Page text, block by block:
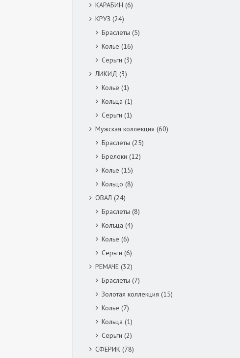
КАРАБИН (6)
КРУЗ (24)
Браслеты (5)
Колье (16)
Серьги (3)
ЛИКИД (3)
Колье (1)
Кольца (1)
Серьги (1)
Мужская коллекция (60)
Браслеты (25)
Брелоки (12)
Колье (15)
Кольцо (8)
ОВАЛ (24)
Браслеты (8)
Колъца (4)
Колье (6)
Серьги (6)
РЕМАЧЕ (32)
Браслеты (7)
Золотая коллекция (15)
Колье (7)
Кольца (1)
Серьги (2)
СФЕРИК (78)